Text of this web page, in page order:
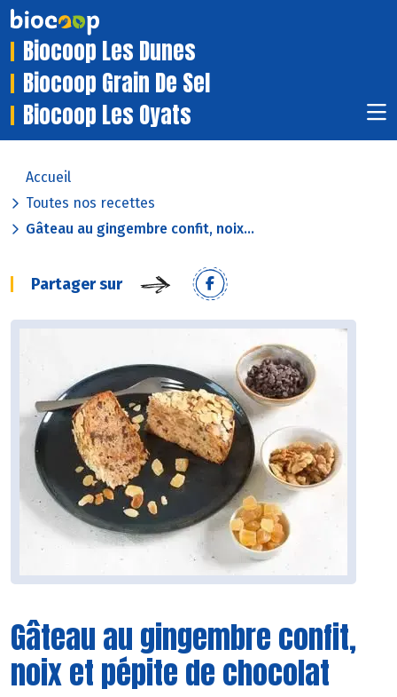
Biocoop Les Dunes
Biocoop Grain De Sel
Biocoop Les Oyats
Accueil
Toutes nos recettes
Gâteau au gingembre confit, noix...
Partager sur
Gâteau au gingembre confit,
noix et pépite de chocolat